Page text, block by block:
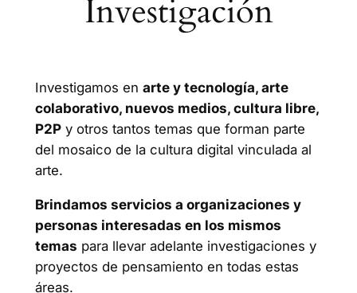
Investigación
Investigamos en arte y tecnología, arte
colaborativo, nuevos medios, cultura libre,
P2Py otros tantos temas que forman parte
del mosaico de la cultura digital vinculada al
arte.
Brindamos servicios a organizaciones y
personas interesadas en los mismos
temas para llevar adelante investigaciones y
proyectos de pensamiento en todas estas
áreas.